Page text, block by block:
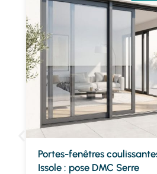
Portes-fenêtres
Issole : pose DMC Serre